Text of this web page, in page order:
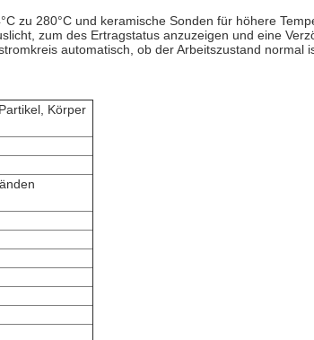
zu 280°C und keramische Sonden für höhere
zum des Ertragstatus anzuzeigen und eine
automatisch, ob der Arbeitszustand normal
Körper